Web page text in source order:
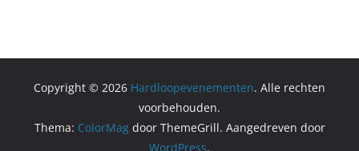
Copyright © 2026 Hardloopevenementen. Alle rechten
voorbehouden.
Thema: ColorMagdoor ThemeGrill. Aangedreven door
WordPress.